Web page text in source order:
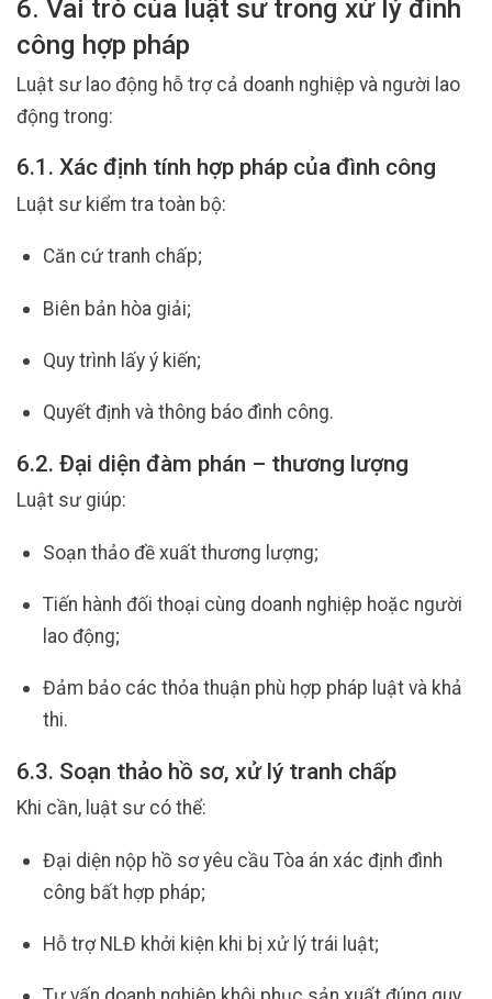
6. Vai trò của luật sư trong xử lý đình
công hợp pháp
Luật sư lao động hỗ trợ cả doanh nghiệp và người lao
động trong:
6.1. Xác định tính hợp pháp của đình công
Luật sư kiểm tra toàn bộ:
Căn cứ tranh chấp;
Biên bản hòa giải;
Quy trình lấy ý kiến;
Quyết định và thông báo đình công.
6.2. Đại diện đàm phán – thương lượng
Luật sư giúp:
Soạn thảo đề xuất thương lượng;
Tiến hành đối thoại cùng doanh nghiệp hoặc người
lao động;
Đảm bảo các thỏa thuận phù hợp pháp luật và khả
thi.
6.3. Soạn thảo hồ sơ, xử lý tranh chấp
Khi cần, luật sư có thể:
Đại diện nộp hồ sơ yêu cầu Tòa án xác định đình
công bất hợp pháp;
Hỗ trợ NLĐ khởi kiện khi bị xử lý trái luật;